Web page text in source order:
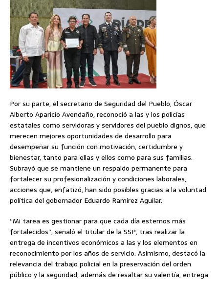
Por su parte, el secretario de Seguridad del Pueblo, Óscar
Alberto Aparicio Avendaño, reconoció a las y los policías
estatales como servidoras y servidores del pueblo dignos, que
merecen mejores oportunidades de desarrollo para
desempeñar su función con motivación, certidumbre y
bienestar, tanto para ellas y ellos como para sus familias.
Subrayó que se mantiene un respaldo permanente para
fortalecer su profesionalización y condiciones laborales,
acciones que, enfatizó, han sido posibles gracias a la voluntad
política del gobernador Eduardo Ramírez Aguilar.
“Mi tarea es gestionar para que cada día estemos más
fortalecidos”, señaló el titular de la SSP, tras realizar la
entrega de incentivos económicos a las y los elementos en
reconocimiento por los años de servicio. Asimismo, destacó la
relevancia del trabajo policial en la preservación del orden
público y la seguridad, además de resaltar su valentía, entrega